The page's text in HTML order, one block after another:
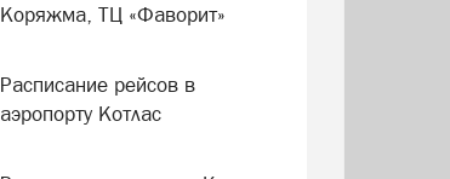
Коряжма, ТЦ «Фаворит»
Расписание рейсов в
аэропорту Котлас